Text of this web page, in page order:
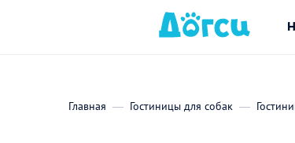
Главная Гостиницы для собак